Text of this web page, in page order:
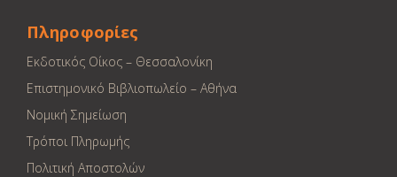
Πληροφορίες
Εκδοτικός Οίκος – Θεσσαλονίκη
Επιστημονικό Βιβλιοπωλείο – Αθήνα
Νομική Σημείωση
Τρόποι Πληρωμής
Πολιτική Αποστολών